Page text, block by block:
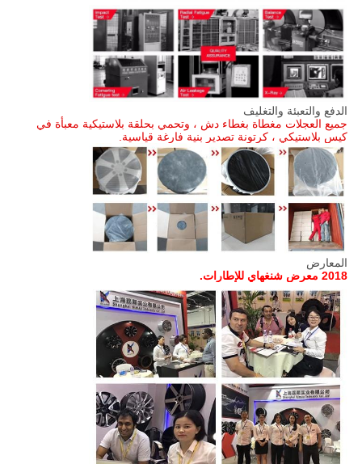
الدفع والتعبئة والتغليف
جميع العجلات مغطاة بغطاء دش ، وتحمي بحلقة بلاستيكية معبأة في
كيس بلاستيكي ، كرتونة تصدير بنية فارغة قياسية.
المعارض
2018 معرض شنغهاي للإطارات.